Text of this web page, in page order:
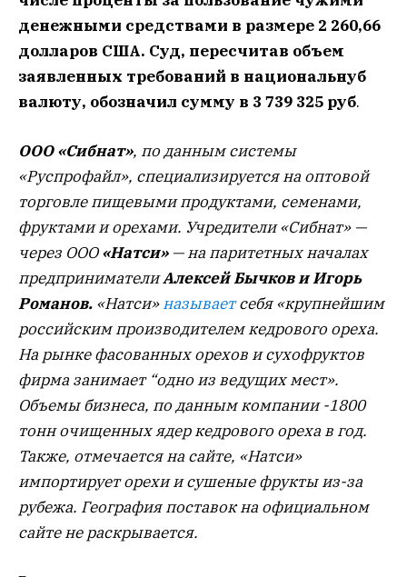
денежными средствами в размере 2 260,66
долларов США. Суд, пересчитав объем
заявленных требований в национальнуб
валюту, обозначил сумму в 3 739 325 руб.
ООО «Сибнат», по данным системы
«Руспрофайл», специализируется на оптовой
торговле пищевыми продуктами, семенами,
фруктами и орехами. Учредители «Сибнат» —
через ООО«Натси»— на паритетных началах
предпринимателиАлексей Бычков и Игорь
Романов. «Натси»называетсебя «крупнейшим
российским производителем кедрового ореха.
На рынке фасованных орехов и сухофруктов
фирма занимает “одно из ведущих мест».
Объемы бизнеса, по данным компании -1800
тонн очищенных ядер кедрового ореха в год.
Также, отмечается на сайте, «Натси»
импортирует орехи и сушеные фрукты из-за
рубежа. География поставок на официальном
сайте не раскрывается.